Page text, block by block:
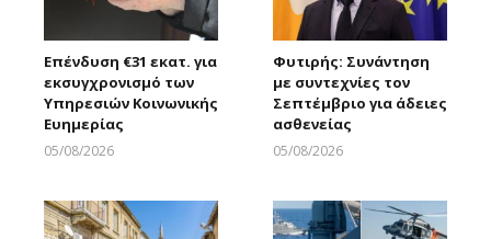
Επένδυση €31 εκατ. για
εκσυγχρονισμό των
Υπηρεσιών Κοινωνικής
Ευημερίας
05/08/2026
Φυτιρής: Συνάντηση
με συντεχνίες τον
Σεπτέμβριο για άδειες
ασθενείας
05/08/2026